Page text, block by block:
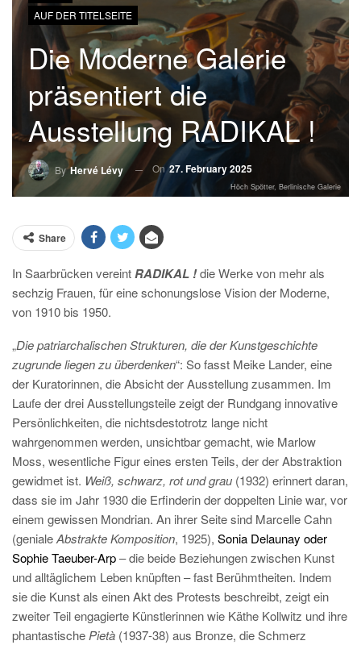
AUF DER TITELSEITE
Die Moderne Galerie
präsentiert die
Ausstellung RADIKAL !
ByHervé Lévy On27. February 2025
Höch Spötter, Berlinische Galerie
Share
In Saarbrücken vereintRADIKAL !die Werke von mehr als
sechzig Frauen, für eine schonungslose Vision der Moderne,
von 1910 bis 1950.
„Die patriarchalischen Strukturen, die der Kunstgeschichte
zugrunde liegen zu überdenken“: So fasst Meike Lander, eine
der Kuratorinnen, die Absicht der Ausstellung zusammen. Im
Laufe der drei Ausstellungsteile zeigt der Rundgang innovative
Persönlichkeiten, die nichtsdestotrotz lange nicht
wahrgenommen werden, unsichtbar gemacht, wie Marlow
Moss, wesentliche Figur eines ersten Teils, der der Abstraktion
gewidmet ist. Weiß, schwarz, rot und grau (1932) erinnert daran,
dass sie im Jahr 1930 die Erfinderin der doppelten Linie war, vor
einem gewissen Mondrian. An ihrer Seite sind Marcelle Cahn
(genialeAbstrakte Komposition, 1925), Sonia Delaunay oder
Sophie Taeuber-Arp– die beide Beziehungen zwischen Kunst
und alltäglichem Leben knüpften – fast Berühmtheiten. Indem
sie die Kunst als einen Akt des Protests beschreibt, zeigt ein
zweiter Teil engagierte Künstlerinnen wie Käthe Kollwitz und ihre
phantastische Pietà (1937-38) aus Bronze, die Schmerz